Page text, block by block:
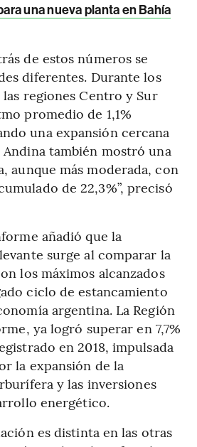
una nueva planta en Bahía
de estos números se
diferentes. Durante los
regiones Centro y Sur
promedio de 1,1%
una expansión cercana
Andina también mostró una
aunque más moderada, con
de 22,3%”, precisó
añadió que la
surge al comparar la
los máximos alcanzados
ciclo de estancamiento
argentina. La Región
ya logró superar en 7,7%
en 2018, impulsada
la expansión de la
y las inversiones
energético.
es distinta en las otras